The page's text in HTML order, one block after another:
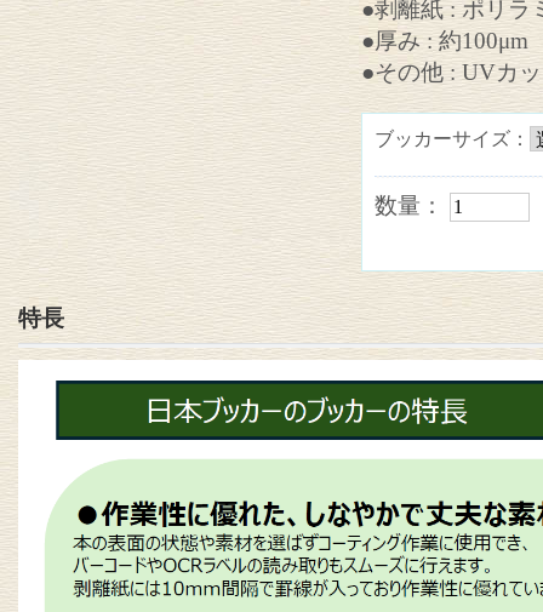
●剥離紙 : ポリラ
●厚み : 約100μm
●その他 : UVカ
ブッカーサイズ：
数量：
特長